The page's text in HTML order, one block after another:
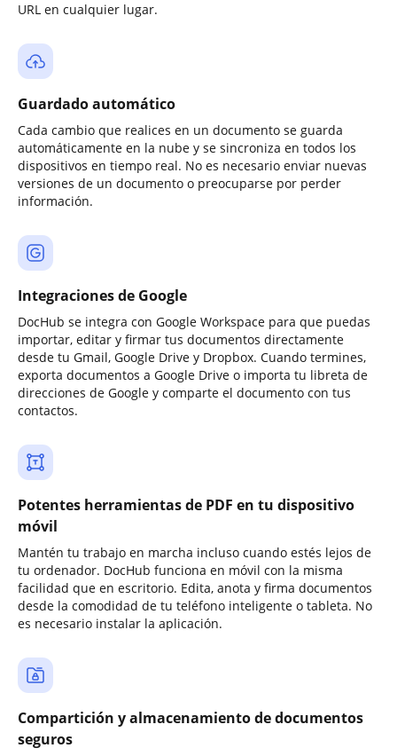
URL en cualquier lugar.
Guardado automático
Cada cambio que realices en un documento se guarda
automáticamente en la nube y se sincroniza en todos los
dispositivos en tiempo real. No es necesario enviar nuevas
versiones de un documento o preocuparse por perder
información.
Integraciones de Google
DocHub se integra con Google Workspace para que puedas
importar, editar y firmar tus documentos directamente
desde tu Gmail, Google Drive y Dropbox. Cuando termines,
exporta documentos a Google Drive o importa tu libreta de
direcciones de Google y comparte el documento con tus
contactos.
Potentes herramientas de PDF en tu dispositivo
móvil
Mantén tu trabajo en marcha incluso cuando estés lejos de
tu ordenador. DocHub funciona en móvil con la misma
facilidad que en escritorio. Edita, anota y firma documentos
desde la comodidad de tu teléfono inteligente o tableta. No
es necesario instalar la aplicación.
Compartición y almacenamiento de documentos
seguros